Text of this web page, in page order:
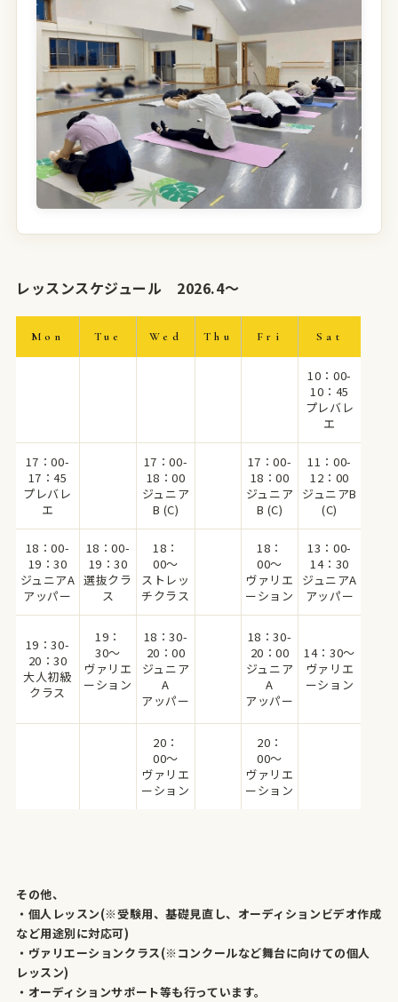
レッスンスケジュール 2026.4〜
Mon Tue Wed Thu Fri Sat
10：00-
10：45
プレバレ
エ
17：00-
17：45
プレバレ
エ
17：00-
18：00
ジュニア
B (C)
17：00-
18：00
ジュニア
B (C)
11：00-
12：00
ジュニアB
(C)
18：00-
19：30
ジュニアA
アッパー
18：00-
19：30
選抜クラ
ス
18：
00〜
ストレッ
チクラス
18：
00〜
ヴァリエ
ーション
13：00-
14：30
ジュニアA
アッパー
19：30-
20：30
大人初級
クラス
19：
30〜
ヴァリエ
ーション
18：30-
20：00
ジュニア
A
アッパー
18：30-
20：00
ジュニア
A
アッパー
14：30〜
ヴァリエ
ーション
20：
00〜
ヴァリエ
ーション
20：
00〜
ヴァリエ
ーション
その他、
・個人レッスン(※受験用、基礎見直し、オーディションビデオ作成
など用途別に対応可)
・ヴァリエーションクラス(※コンクールなど舞台に向けての個人
レッスン)
・オーディションサポート等も行っています。